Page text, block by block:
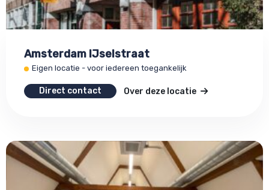
Amsterdam IJselstraat
Eigen locatie - voor iedereen toegankelijk
Direct contact Over deze locatie